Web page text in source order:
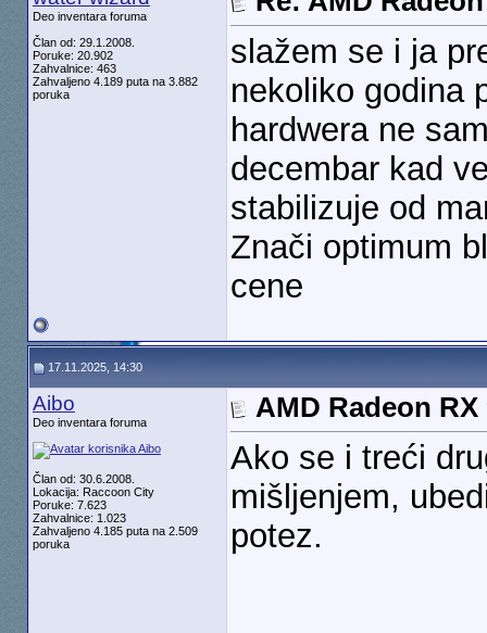
Deo inventara foruma
Član od: 29.1.2008.
Poruke: 20.902
Zahvalnice: 463
Zahvaljeno 4.189 puta na 3.882
poruka
slažem se i ja
nekoliko godina
hardwera ne
decembar kad
stabilizuje od
Znači optimum
cene
17.11.2025, 14:30
Aibo
Deo inventara foruma
Član od: 30.6.2008.
Lokacija: Raccoon City
Poruke: 7.623
Zahvalnice: 1.023
Zahvaljeno 4.185 puta na 2.509
poruka
AMD Radeon RX
Ako se i treći
mišljenjem,
potez.